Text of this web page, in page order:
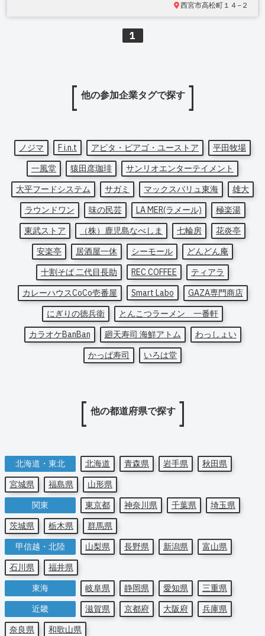
西宮市高松町 １４−２
1
他の参加企業タグで探す
ノジマ F i.n.t アピタ・ピアゴ・ユーストア
平田牧場
一風堂
猿田彦珈琲
サンリオエンターテイメント
大平フードシステム
サガミ マックスバリュ東海
雄大
ラウンドワン
味の民芸 LA MER(ラメール)
極楽湯
東武ストア
（株）鹿児島なべしま 七輪房
花炎亭
安楽亭
居酒屋一休 シーモール
どんどん庵
十割そば 二代目長助
REC COFFEE
ティアラ
カレーハウスCoCo壱番屋
Smart Labo
GAZA専門商店
にぎりの徳兵衛
とんこつラーメン 一番軒
カラオケBanBan
廻天寿司 海鮮アトム
わっしょい
かっぱ寿司
いろは堂
他の都道府県で探す
北海道・東北 北海道 青森県 岩手県
秋田県
宮城県
福島県
山形県
関東
東京都 神奈川県 千葉県
埼玉県
茨城県
栃木県
群馬県
甲信越・北陸
山梨県 長野県 新潟県
富山県
石川県
福井県
東海
岐阜県 静岡県 愛知県
三重県
近畿
滋賀県 京都府 大阪府
兵庫県
奈良県
和歌山県